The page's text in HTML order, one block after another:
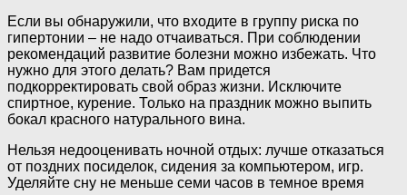
Если вы обнаружили, что входите в группу риска по
гипертонии – не надо отчаиваться. При соблюдении
рекомендаций развитие болезни можно избежать. Что
нужно для этого делать? Вам придется
подкорректировать свой образ жизни. Исключите
спиртное, курение. Только на праздник можно выпить
бокал красного натурального вина.
Нельзя недооценивать ночной отдых: лучше отказаться
от поздних посиделок, сидения за компьютером, игр.
Уделяйте сну не меньше семи часов в темное время